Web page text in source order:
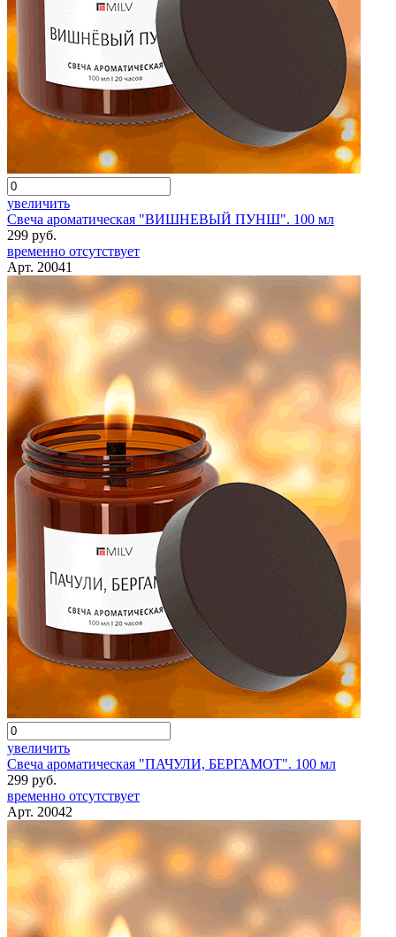
увеличить
Свеча ароматическая "ВИШНЕВЫЙ ПУНШ". 100 мл
299 руб.
временно отсутствует
Арт. 20041
увеличить
Свеча ароматическая "ПАЧУЛИ, БЕРГАМОТ". 100 мл
299 руб.
временно отсутствует
Арт. 20042